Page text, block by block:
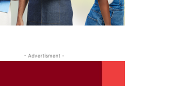
- Advertisment -